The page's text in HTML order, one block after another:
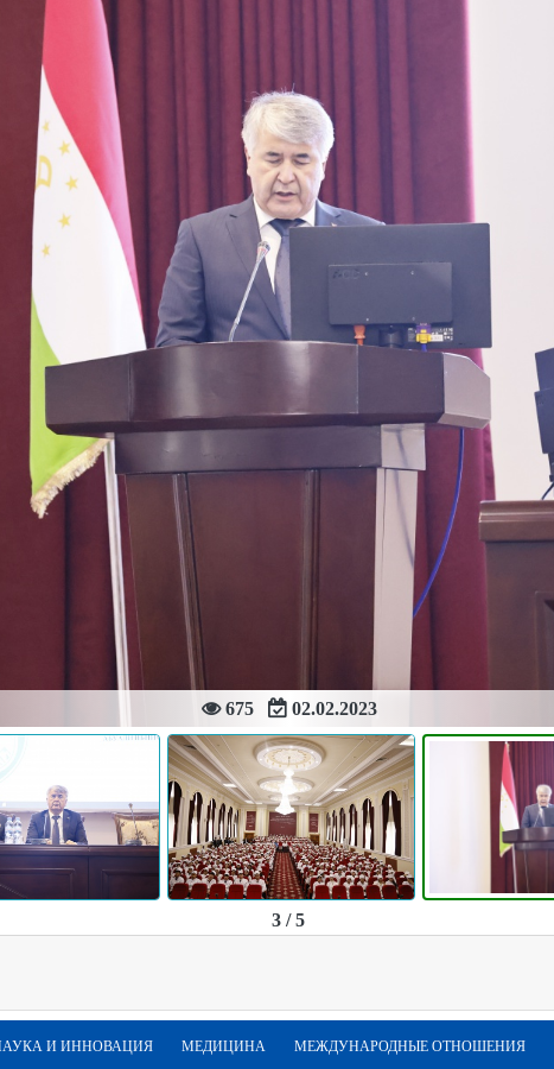
675 02.02.2023
3 / 5
И ИННОВАЦИЯ МЕДИЦИНА МЕЖДУНАРОДНЫЕ ОТНОШЕНИЯ